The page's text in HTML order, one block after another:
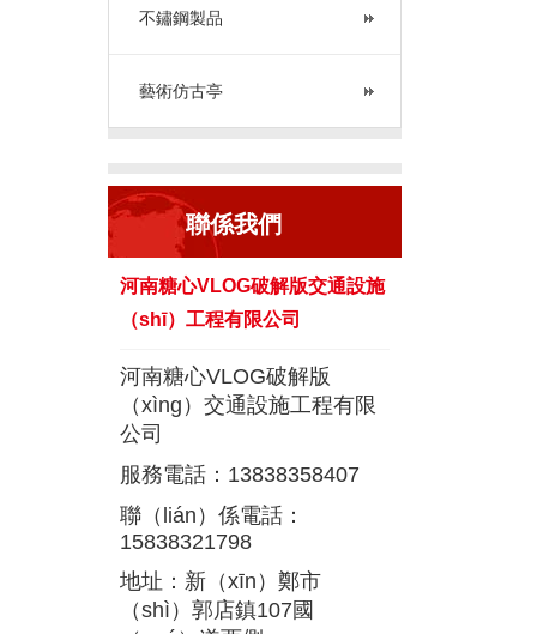
不鏽鋼製品
藝術仿古亭
聯係我們
河南糖心VLOG破解版交通設施
（shī）工程有限公司
河南糖心VLOG破解版
（xìng）交通設施工程有限
公司
服務電話：13838358407
聯（lián）係電話：
15838321798
地址：新（xīn）鄭市
（shì）郭店鎮107國